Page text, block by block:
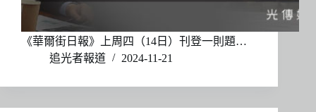
《華爾街日報》上周四（14日）刊登一則題…
追光者報道
2024-11-21